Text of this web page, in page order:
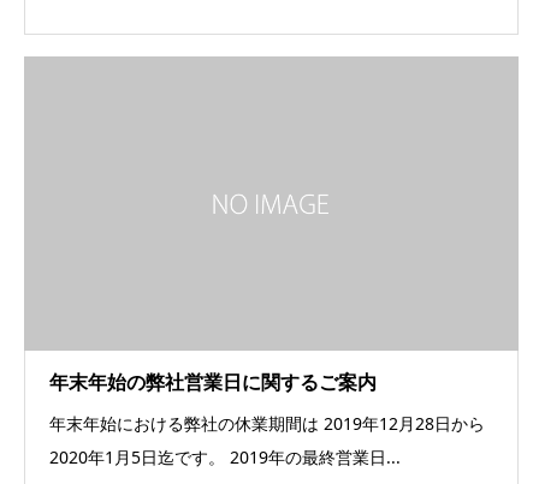
年末年始の弊社営業日に関するご案内
年末年始における弊社の休業期間は 2019年12月28日から
2020年1月5日迄です。 2019年の最終営業日...